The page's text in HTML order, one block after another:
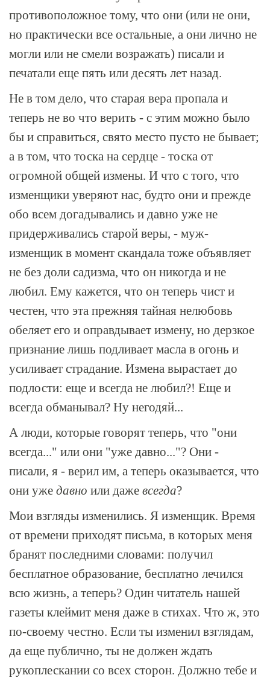
противоположное тому, что они (или не они,
но практически все остальные, а они лично не
могли или не смели возражать) писали и
печатали еще пять или десять лет назад.
Не в том дело, что старая вера пропала и
теперь не во что верить - с этим можно было
бы и справиться, свято место пусто не бывает;
а в том, что тоска на сердце - тоска от
огромной общей измены. И что с того, что
изменщики уверяют нас, будто они и прежде
обо всем догадывались и давно уже не
придерживались старой веры, - муж-
изменщик в момент скандала тоже объявляет
не без доли садизма, что он никогда и не
любил. Ему кажется, что он теперь чист и
честен, что эта прежняя тайная нелюбовь
обеляет его и оправдывает измену, но дерзкое
признание лишь подливает масла в огонь и
усиливает страдание. Измена вырастает до
подлости: еще и всегда не любил?! Еще и
всегда обманывал? Ну негодяй...
А люди, которые говорят теперь, что "они
всегда..." или они "уже давно..."? Они -
писали, я - верил им, а теперь оказывается, что
они уже давно или даже всегда?
Мои взгляды изменились. Я изменщик. Время
от времени приходят письма, в которых меня
бранят последними словами: получил
бесплатное образование, бесплатно лечился
всю жизнь, а теперь? Один читатель нашей
газеты клеймит меня даже в стихах. Что ж, это
по-своему честно. Если ты изменил взглядам,
да еще публично, ты не должен ждать
рукоплескании со всех сторон. Должно тебе и